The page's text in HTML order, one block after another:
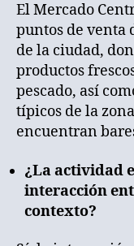
El Mercado
puntos de venta
de la ciudad,
productos
pescado, así
típicos de la
encuentran
¿La actividad
interacción
contexto?